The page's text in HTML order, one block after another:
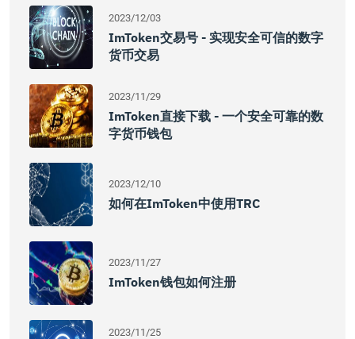
2023/12/03
ImToken交易号 - 实现安全可信的数字
货币交易
2023/11/29
ImToken直接下载 - 一个安全可靠的数
字货币钱包
2023/12/10
如何在imToken中使用TRC
2023/11/27
ImToken钱包如何注册
2023/11/25